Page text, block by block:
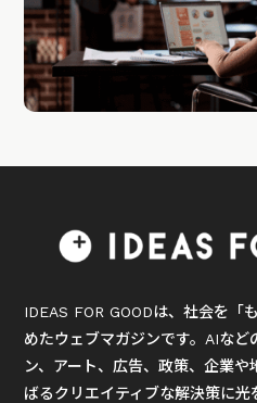
IDEAS FOR GOODは、社会を「
めたウェブマガジンです。AIなど
ン、アート、広告、政策、企業
ばるクリエイティブな解決策に